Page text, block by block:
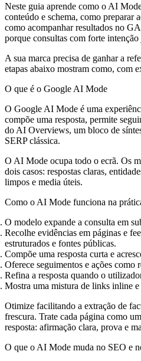
Neste guia aprende como o AI
conteúdo e schema, como preparar
como acompanhar resultados no
porque consultas com forte
A sua marca precisa de ganhar a
etapas abaixo mostram como, com
O que é o Google AI Mode
O Google AI Mode é uma
compõe uma resposta, permite
do AI Overviews, um bloco de
SERP clássica.
O AI Mode ocupa todo o ecrã. Os
dois casos: respostas claras,
limpos e media úteis.
Como o AI Mode funciona na
O modelo expande a consulta em
Recolhe evidências em páginas e
estruturados e fontes públicas.
Compõe uma resposta curta e
Oferece seguimentos e ações como
Refina a resposta quando o
Mostra uma mistura de links inline e
Otimize facilitando a extração de
frescura. Trate cada página como
resposta: afirmação clara, prova e
O que o AI Mode muda no SEO e